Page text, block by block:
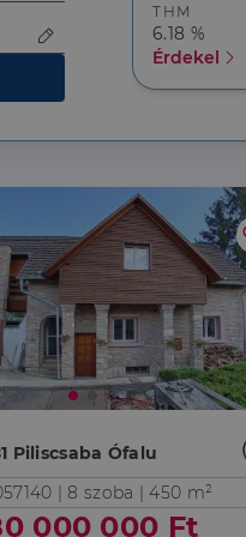
THM
6.18 %
Érdekel
Piliscsaba Ófalu
| 8 szoba | 450 m²
000 000 Ft